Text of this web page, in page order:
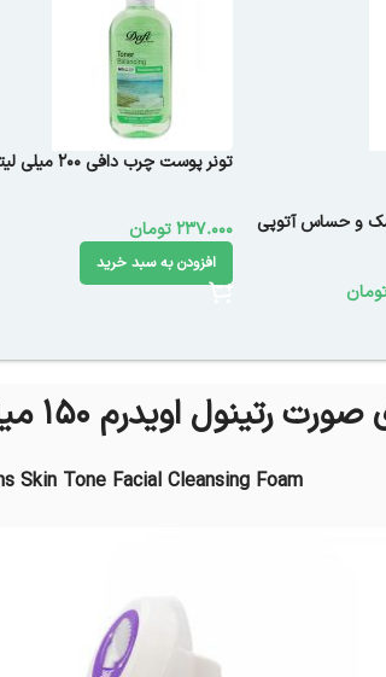
و حساس آتوپی
تونر پوست چرب دافی 200 میلی لیتر
237.000 تومان
افزودن به سبد خرید
اویدرم 150 میلی لیتر
Skin Tone Facial Cleansing Foam